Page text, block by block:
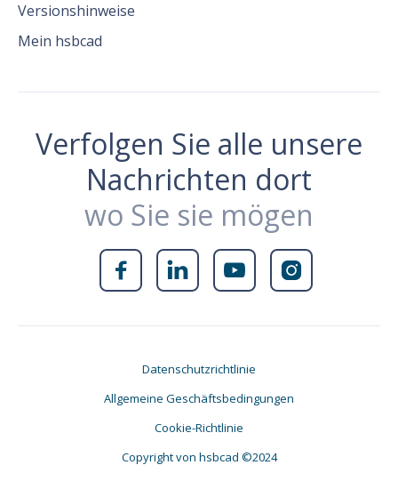
Versionshinweise
Mein hsbcad
Verfolgen Sie alle unsere
Nachrichten dort
wo Sie sie mögen
   
Datenschutzrichtlinie
Allgemeine Geschäftsbedingungen
Cookie-Richtlinie
Copyright von hsbcad ©2024